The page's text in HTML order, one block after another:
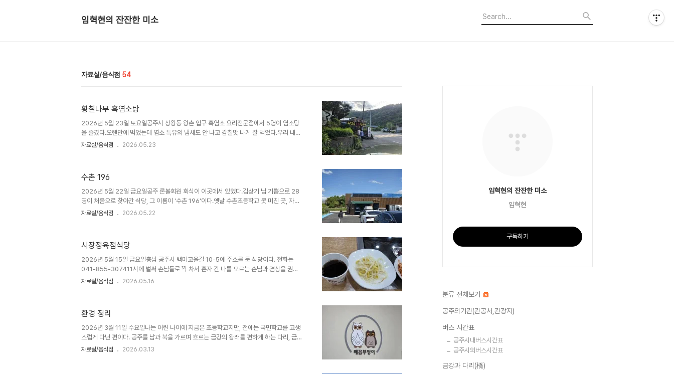
임혁현의 잔잔한 미소
자료실/음식점 54
황칠나무 흑염소탕
2026년 5월 23일 토요일공주시 상왕동 왕촌 입구 흑염소 요리전문점에서 5명이 염소탕
을 즐겼다.오랜만에 먹었는데 염소 특유의 냄새도 안 나고 감칠맛 나게 잘 먹었다.우리 내외
와 수곤 처남 네 3명 식구가 같이 동참하여 정다운 식사시간을 가졌는데 내가 결제를 못하
자료실/음식점 2026.05.23
수촌 196
2026년 5월 22일 금요일공주 론볼회원 회식이 이곳에서 있었다.김상기 님 기쁨으로 28
명이 처음으로 찾아간 식당, 그 이름이 '수촌 196'이다.옛날 수촌초등학교 못 미친 곳, 자연
골 가든 입구에 있는 이 식당은 우선 주차 공간이 넓고 쾌적했다. 홀도 넓어서 여유 공간이
른 서비스 모두 괜찮은 식당이었다.
자료실/음식점 2026.05.22
시장정육점식당
2026년 5월 15일 금요일충남 공주시 백미고을길 10-5에 주소를 둔 식당이다. 전화는
041-855-307411시에 벌써 손님들로 꽉 차서 혼자 간 나를 모르는 손님과 겸상을 권유
한다. 마침 그 손님의 양해로 합석하여 육회비빔밥(1만 6천 원)을 먹었는데 모르는 분인데
지만, 받아 본 명함으로는 라디오 스타 '식객 허영만 백반기행' 선정 최애 맛집 넘버 1' 이라
는데 널리 알려졌기 때문이 아닌가 생각됐다.공주시 음식문화거리 지정업소 '공산..
자료실/음식점 2026.05.16
환경 정리
2026년 3월 11일 수요일나는 어린 나이에 지금은 초등학교지만, 전에는 국민학교를 고생
스럽게 다닌 편이다. 공주를 남과 북을 가르며 흐르는 금강의 왕래를 편하게 하는 다리, 금
강교가 있는데 일제 강점기에 놓였다는 다리로 어렸을 때는 건너지 못한 다리였다. 학교 입
자료실/음식점 2026.03.13
임혁현의 잔잔한 미소
임혁현
구독하기
분류 전체보기
공주의기관(관공서,관광지)
버스 시간표
공주시내버스시간표
공주시외버스시간표
금강과 다리(橋)